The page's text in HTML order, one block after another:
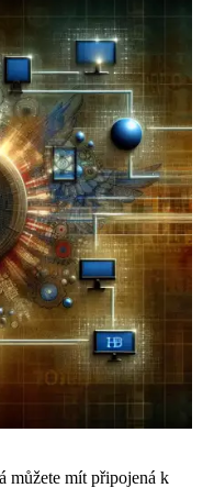
můžete mít připojená k